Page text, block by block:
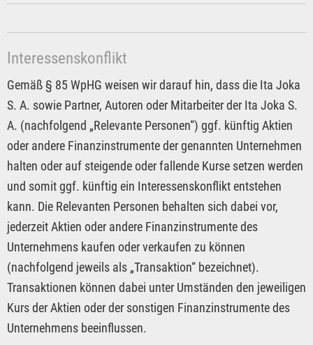
Interessenskonflikt
Gemäß § 85 WpHG weisen wir darauf hin, dass die Ita Joka
S. A. sowie Partner, Autoren oder Mitarbeiter der Ita Joka S.
A. (nachfolgend „Relevante Personen“) ggf. künftig Aktien
oder andere Finanzinstrumente der genannten Unternehmen
halten oder auf steigende oder fallende Kurse setzen werden
und somit ggf. künftig ein Interessenskonflikt entstehen
kann. Die Relevanten Personen behalten sich dabei vor,
jederzeit Aktien oder andere Finanzinstrumente des
Unternehmens kaufen oder verkaufen zu können
(nachfolgend jeweils als „Transaktion“ bezeichnet).
Transaktionen können dabei unter Umständen den jeweiligen
Kurs der Aktien oder der sonstigen Finanzinstrumente des
Unternehmens beeinflussen.